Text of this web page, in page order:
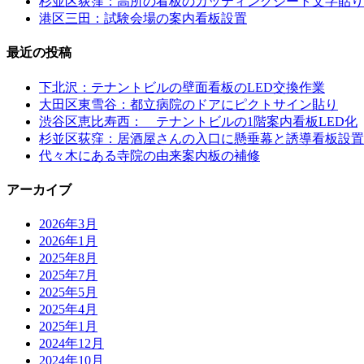
港区三田：試験会場の案内看板設置
最近の投稿
下北沢：テナントビルの壁面看板のLED交換作業
大田区東雪谷：都立病院のドアにピクトサイン貼り
渋谷区恵比寿西： テナントビルの1階案内看板LED化
杉並区荻窪：居酒屋さんの入口に懸垂幕と誘導看板設置
代々木にある寺院の由来案内板の補修
アーカイブ
2026年3月
2026年1月
2025年8月
2025年7月
2025年5月
2025年4月
2025年1月
2024年12月
2024年10月